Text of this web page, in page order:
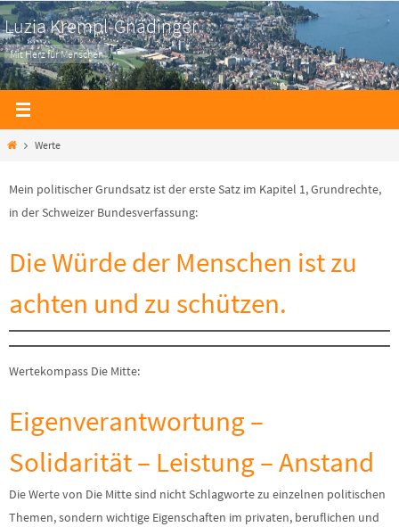
Zum
Inhalt
springen
Luzia Krempl-Gnädinger
Mit Herz für Menschen
HomeWerte
Mein politischer Grundsatz ist der erste Satz im Kapitel 1, Grundrechte,
in der Schweizer Bundesverfassung:
Die Würde der Menschen ist zu
achten und zu schützen.
Wertekompass Die Mitte:
Eigenverantwortung –
Solidarität – Leistung – Anstand
Die Werte von Die Mitte sind nicht Schlagworte zu einzelnen politischen
Themen, sondern wichtige Eigenschaften im privaten, beruflichen und